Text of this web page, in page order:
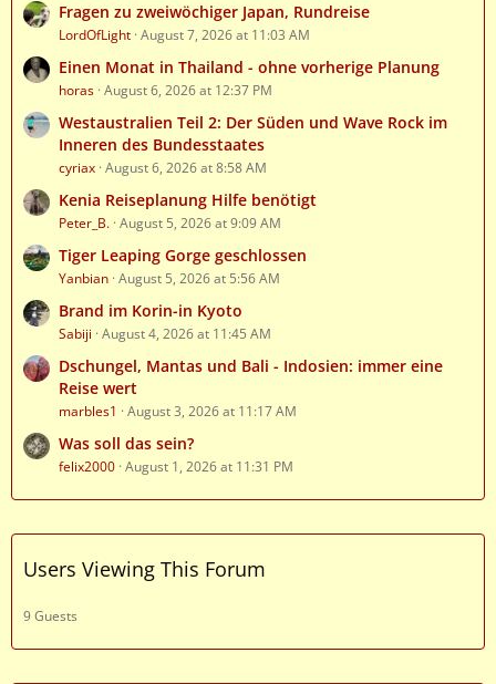
Fragen zu zweiwöchiger Japan, Rundreise
LordOfLight August 7, 2026 at 11:03 AM
Einen Monat in Thailand - ohne vorherige Planung
horas August 6, 2026 at 12:37 PM
Westaustralien Teil 2: Der Süden und Wave Rock im
Inneren des Bundesstaates
cyriax August 6, 2026 at 8:58 AM
Kenia Reiseplanung Hilfe benötigt
Peter_B. August 5, 2026 at 9:09 AM
Tiger Leaping Gorge geschlossen
Yanbian August 5, 2026 at 5:56 AM
Brand im Korin-in Kyoto
Sabiji August 4, 2026 at 11:45 AM
Dschungel, Mantas und Bali - Indosien: immer eine
Reise wert
marbles1 August 3, 2026 at 11:17 AM
Was soll das sein?
felix2000 August 1, 2026 at 11:31 PM
Users Viewing This Forum
9 Guests